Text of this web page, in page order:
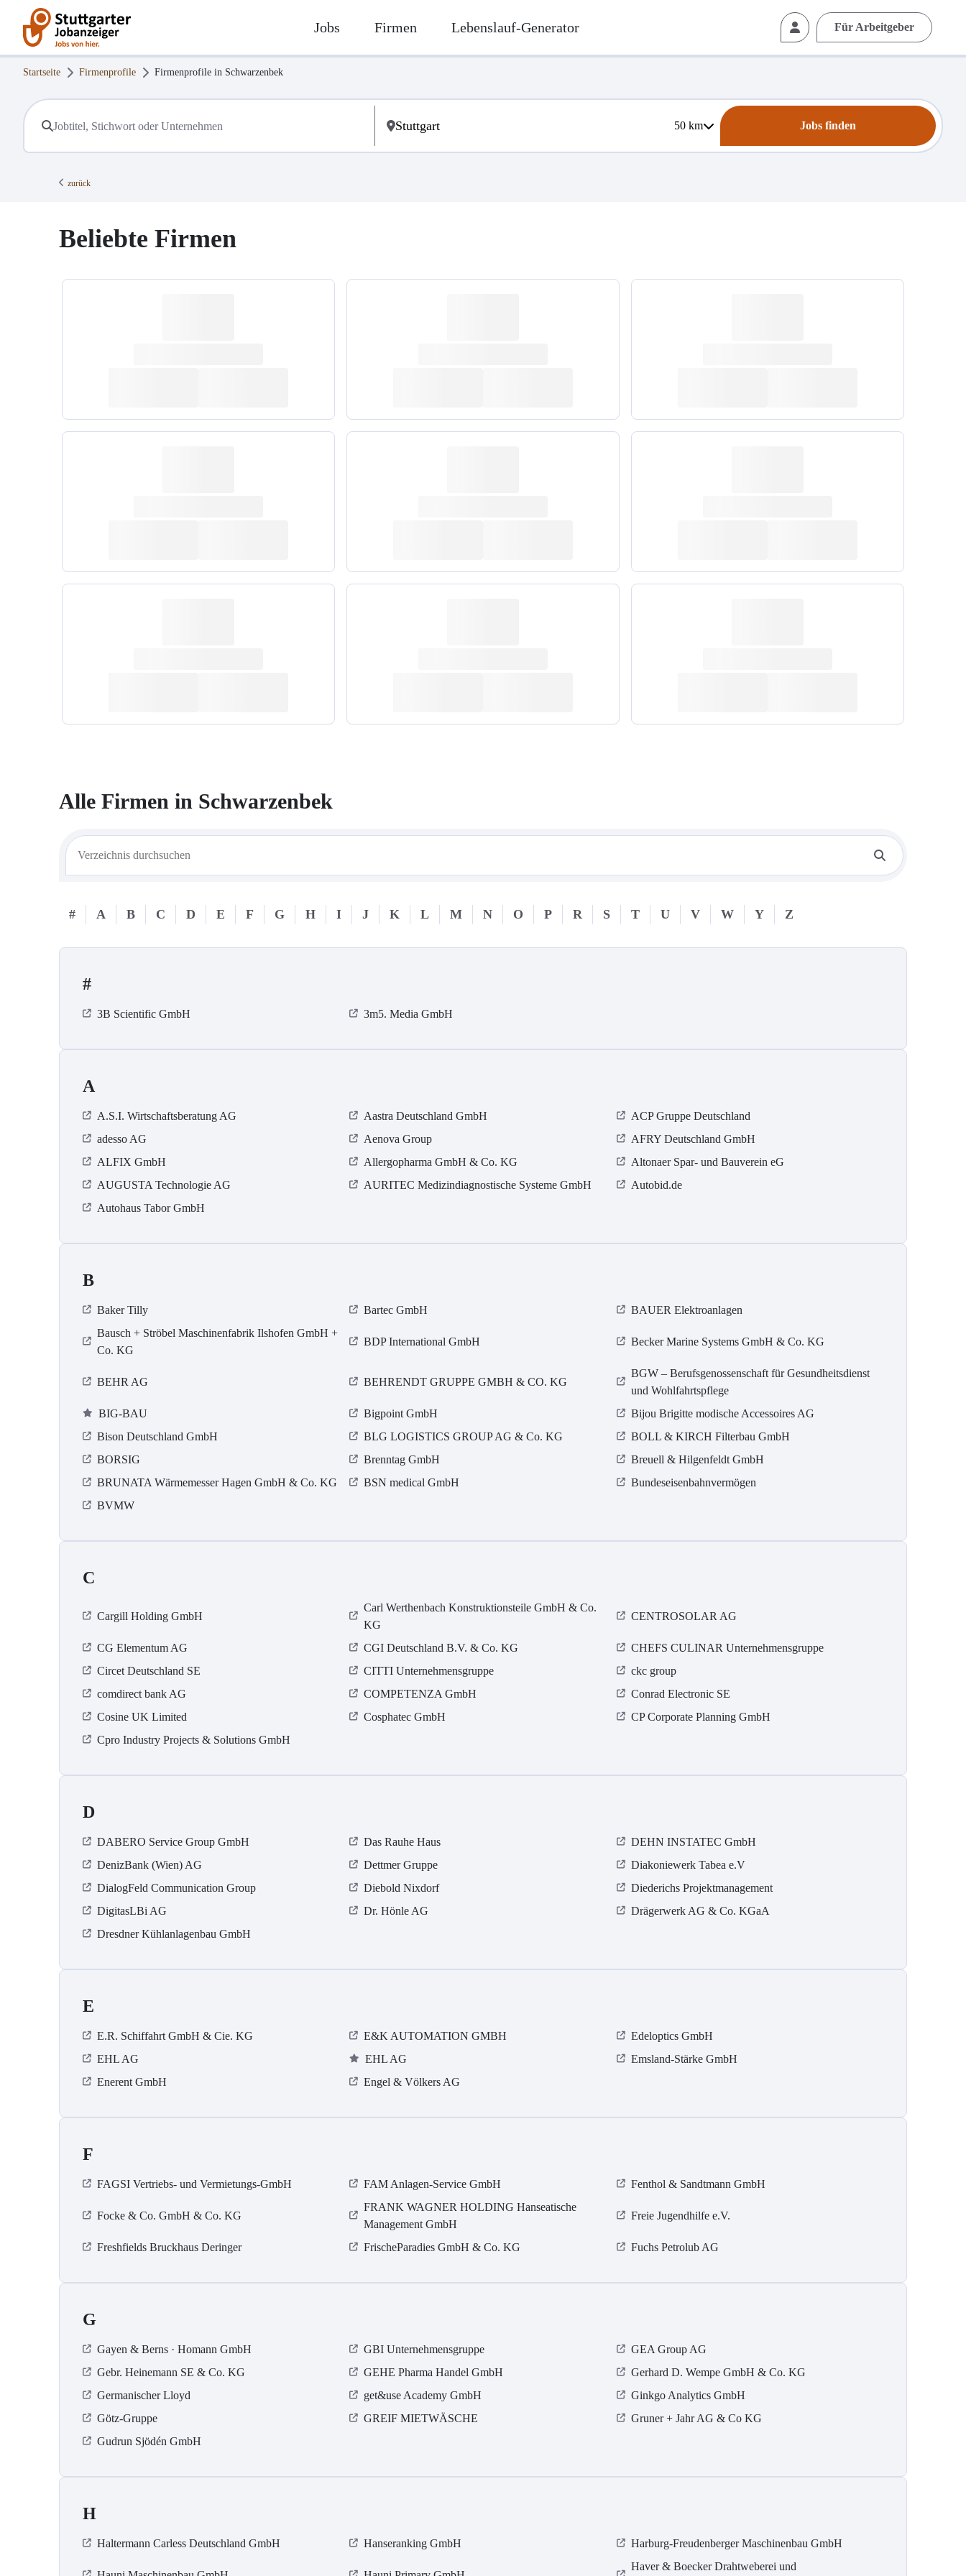
Jobs Firmen Lebenslauf-Generator Für Arbeitgeber
Startseite Firmenprofile Firmenprofile in Schwarzenbek
50km Jobs finden
zurück
Beliebte Firmen
Alle Firmen in Schwarzenbek
# A B C D E F G H I J K L M N O P R S T U V W Y Z
#
3B Scientific GmbH 3m5. Media GmbH
A
A.S.I. Wirtschaftsberatung AG Aastra Deutschland GmbH
ACP Gruppe Deutschland
adesso AG
Aenova Group
AFRY Deutschland GmbH
ALFIX GmbH
Allergopharma GmbH & Co. KG
Altonaer Spar- und Bauverein eG
AUGUSTA Technologie AG
AURITEC Medizindiagnostische Systeme GmbH
Autobid.de
Autohaus Tabor GmbH
B
Baker Tilly Bartec GmbH
BAUER Elektroanlagen
Bausch + Ströbel Maschinenfabrik Ilshofen GmbH +
Co. KG
BDP International GmbH Becker Marine Systems GmbH & Co. KG
BEHR AG BEHRENDT GRUPPE GMBH & CO. KG
BGW – Berufsgenossenschaft für Gesundheitsdienst
und Wohlfahrtspflege
BIG-BAU
Bigpoint GmbH
Bijou Brigitte modische Accessoires AG
Bison Deutschland GmbH
BLG LOGISTICS GROUP AG & Co. KG
BOLL & KIRCH Filterbau GmbH
BORSIG
Brenntag GmbH
Breuell & Hilgenfeldt GmbH
BRUNATA Wärmemesser Hagen GmbH & Co. KG
BSN medical GmbH
Bundeseisenbahnvermögen
BVMW
C
Cargill Holding GmbH
Carl Werthenbach Konstruktionsteile GmbH & Co.
KG
CENTROSOLAR AG
CG Elementum AG CGI Deutschland B.V. & Co. KG
CHEFS CULINAR Unternehmensgruppe
Circet Deutschland SE
CITTI Unternehmensgruppe
ckc group
comdirect bank AG
COMPETENZA GmbH
Conrad Electronic SE
Cosine UK Limited
Cosphatec GmbH
CP Corporate Planning GmbH
Cpro Industry Projects & Solutions GmbH
D
DABERO Service Group GmbH Das Rauhe Haus
DEHN INSTATEC GmbH
DenizBank (Wien) AG
Dettmer Gruppe
Diakoniewerk Tabea e.V
DialogFeld Communication Group
Diebold Nixdorf
Diederichs Projektmanagement
DigitasLBi AG
Dr. Hönle AG
Drägerwerk AG & Co. KGaA
Dresdner Kühlanlagenbau GmbH
E
E.R. Schiffahrt GmbH & Cie. KG E&K AUTOMATION GMBH
Edeloptics GmbH
EHL AG
EHL AG
Emsland-Stärke GmbH
Enerent GmbH
Engel & Völkers AG
F
FAGSI Vertriebs- und Vermietungs-GmbH FAM Anlagen-Service GmbH Fenthol & Sandtmann GmbH
Focke & Co. GmbH & Co. KG
FRANK WAGNER HOLDING Hanseatische
Management GmbH
Freie Jugendhilfe e.V.
Freshfields Bruckhaus Deringer FrischeParadies GmbH & Co. KG Fuchs Petrolub AG
G
Gayen & Berns · Homann GmbH GBI Unternehmensgruppe
GEA Group AG
Gebr. Heinemann SE & Co. KG
GEHE Pharma Handel GmbH
Gerhard D. Wempe GmbH & Co. KG
Germanischer Lloyd
get&use Academy GmbH
Ginkgo Analytics GmbH
Götz-Gruppe
GREIF MIETWÄSCHE
Gruner + Jahr AG & Co KG
Gudrun Sjödén GmbH
H
Haltermann Carless Deutschland GmbH Hanseranking GmbH Harburg-Freudenberger Maschinenbau GmbH
Haver & Boecker Drahtweberei und